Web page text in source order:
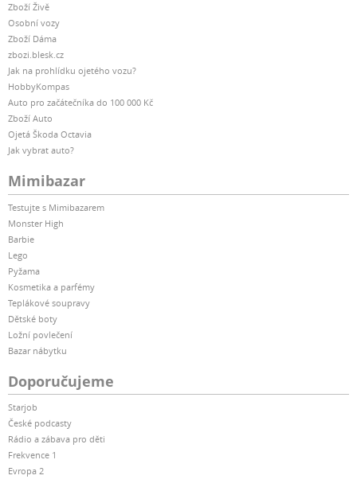
Zboží Živě
Osobní vozy
Zboží Dáma
zbozi.blesk.cz
Jak na prohlídku ojetého vozu?
HobbyKompas
Auto pro začátečníka do 100 000 Kč
Zboží Auto
Ojetá Škoda Octavia
Jak vybrat auto?
Mimibazar
Testujte s Mimibazarem
Monster High
Barbie
Lego
Pyžama
Kosmetika a parfémy
Teplákové soupravy
Dětské boty
Ložní povlečení
Bazar nábytku
Doporučujeme
Starjob
České podcasty
Rádio a zábava pro děti
Frekvence 1
Evropa 2